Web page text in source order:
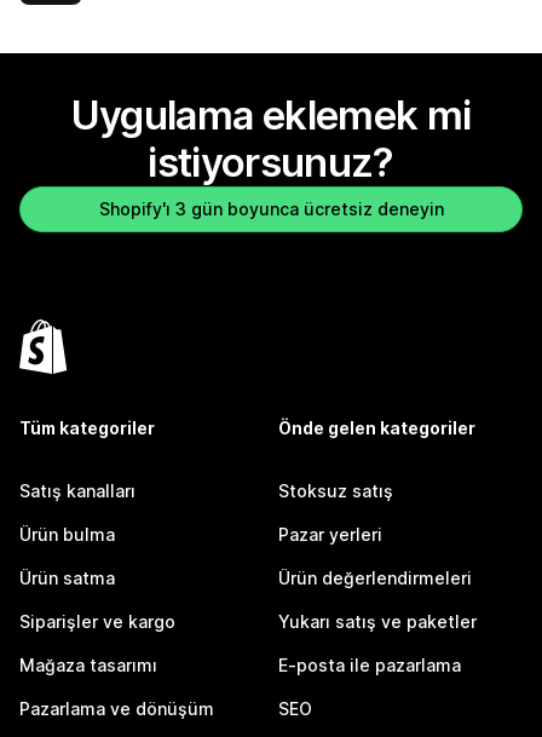
Uygulama eklemek mi
istiyorsunuz?
Shopify'ı 3 gün boyunca ücretsiz deneyin
Tüm kategoriler
Satış kanalları
Ürün bulma
Ürün satma
Siparişler ve kargo
Mağaza tasarımı
Pazarlama ve dönüşüm
Önde gelen kategoriler
Stoksuz satış
Pazar yerleri
Ürün değerlendirmeleri
Yukarı satış ve paketler
E-posta ile pazarlama
SEO